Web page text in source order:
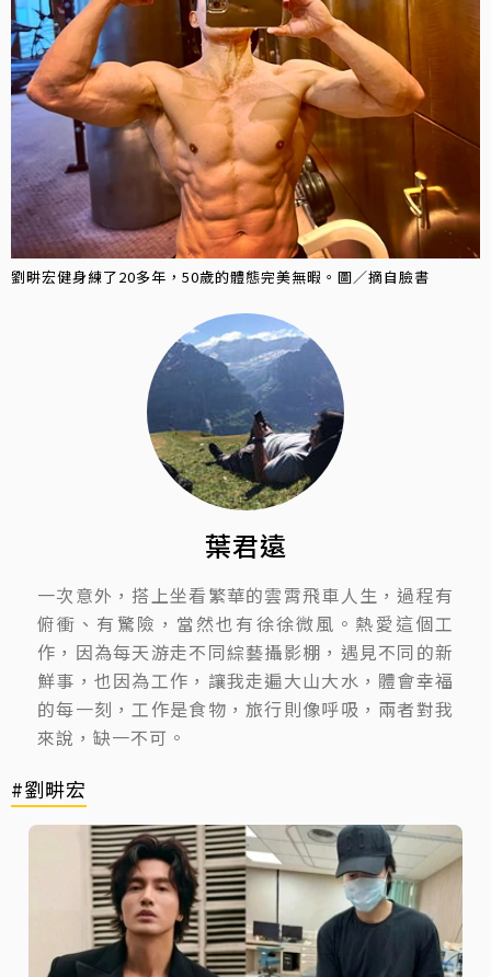
劉畊宏健身練了20多年，50歲的體態完美無暇。圖／摘自臉書
葉君遠
一次意外，搭上坐看繁華的雲霄飛車人生，過程有
俯衝、有驚險，當然也有徐徐微風。熱愛這個工
作，因為每天游走不同綜藝攝影棚，遇見不同的新
鮮事，也因為工作，讓我走遍大山大水，體會幸福
的每一刻，工作是食物，旅行則像呼吸，兩者對我
來說，缺一不可。
#劉畊宏